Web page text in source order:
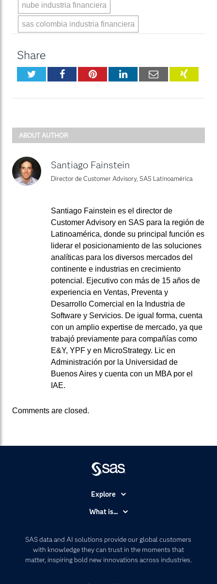
nube industria financiera
sas colombia industria financiera
Share
TwitterFacebookPinterestLinkedInEmail XING
ABOUT AUTHOR
Santiago Fainstein
Director de Customer Advisory, SAS Latinoamérica
Santiago Fainstein es el director de
Customer Advisory en SAS para la región de
Latinoamérica, donde su principal función es
liderar el posicionamiento de las soluciones
analíticas para los diversos mercados del
continente e industrias en crecimiento
potencial. Ejecutivo con más de 15 años de
experiencia en Ventas, Preventa y
Desarrollo Comercial en la Industria de
Software y Servicios. De igual forma, cuenta
con un amplio expertise de mercado, ya que
trabajó previamente para compañías como
E&Y, YPF y en MicroStrategy. Lic en
Administración por la Universidad de
Buenos Aires y cuenta con un MBA por el
IAE.
Comments are closed.
SAS data and AI solutions provide our global customers
with knowledge they can trust in the moments that
matter, inspiring bold new innovations across industries.
Explore
Communities
Company
What is...
Artificial Intelligence
Data Management